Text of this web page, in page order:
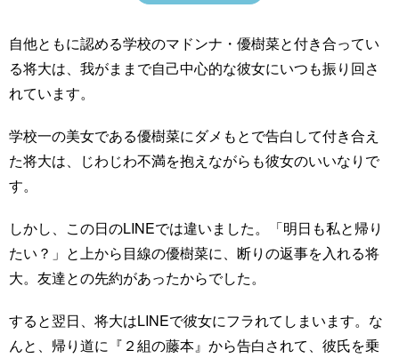
自他ともに認める学校のマドンナ・優樹菜と付き合ってい
る将大は、我がままで自己中心的な彼女にいつも振り回さ
れています。
学校一の美女である優樹菜にダメもとで告白して付き合え
た将大は、じわじわ不満を抱えながらも彼女のいいなりで
す。
しかし、この日のLINEでは違いました。「明日も私と帰り
たい？」と上から目線の優樹菜に、断りの返事を入れる将
大。友達との先約があったからでした。
すると翌日、将大はLINEで彼女にフラれてしまいます。な
んと、帰り道に『２組の藤本』から告白されて、彼氏を乗